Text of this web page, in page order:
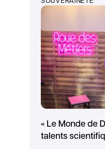
« Le Monde de
talents